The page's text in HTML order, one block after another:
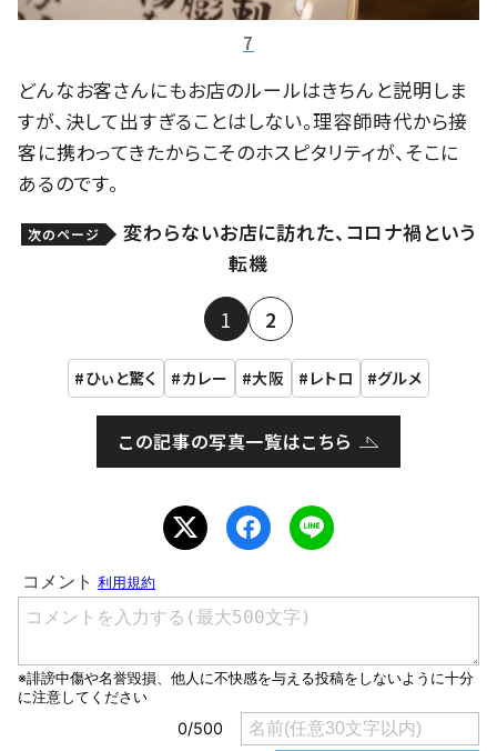
7
どんなお客さんにもお店のルールはきちんと説明しま
すが、決して出すぎることはしない。理容師時代から接
客に携わってきたからこそのホスピタリティが、そこに
あるのです。
次のページ
変わらないお店に訪れた、コロナ禍という
転機
1 2
ひぃと驚く カレー 大阪 レトロ グルメ
この記事の写真一覧はこちら